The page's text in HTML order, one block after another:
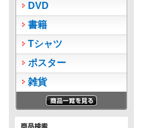
DVD
書籍
Tシャツ
ポスター
雑貨